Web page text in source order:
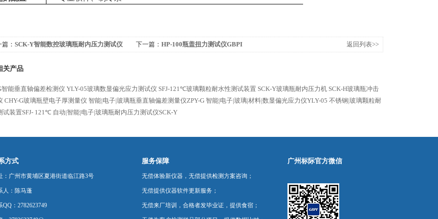
： SCK-Y智能数控玻璃瓶耐内压力测试仪
下一篇： HP-100瓶盖扭力测试仪GBPI 返回列表>>
关产品
智能垂直轴偏差检测仪 YLY-05玻璃数显偏光应力测试仪 SFJ-121℃玻璃颗粒耐水性测试装置 SCK-Y玻璃瓶耐内压力机 SCK-H玻璃瓶冲击
CHY-G玻璃瓶壁电子厚测量仪 智能|电子|玻璃瓶垂直轴偏差测量仪ZPY-G 智能|电子|玻璃|材料|数显偏光应力仪YLY-05 不锈钢|玻璃颗粒耐
试装置SFJ- 121℃ 自动|智能|电子|玻璃瓶耐内压力测试仪SCK-Y
方式
：广州市黄埔区夏港街道临江路3号
人：陈马蓬
QQ：2782623749
服务保障
无偿体验新仪器，无偿提供检测方案咨询；
无偿提供仪器软件更新服务；
无偿来厂培训，合格者发毕业证，提供食宿；
广州标际官方微信